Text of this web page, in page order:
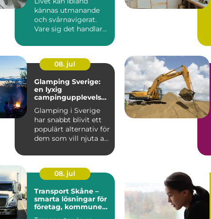
kännas utmanande
och svårnavigerat.
Vare sig det handlar
08. jul
Glamping Sverige:
en lyxig
campingupplevelse
Glamping i Sverige
har snabbt blivit ett
populärt alternativ för
dem som vill njuta av
08. jul
Transport Skåne –
smarta lösningar för
företag, kommuner